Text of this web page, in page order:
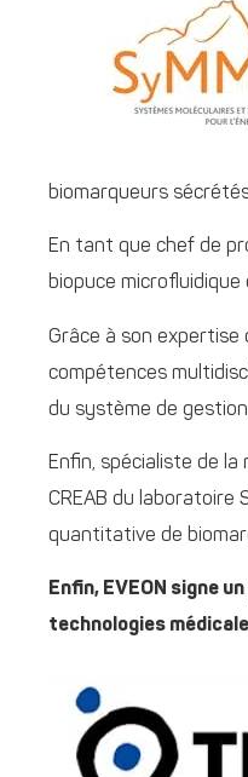
biomarqueurs
En tant que chef de
biopuce
Grâce à son
compétences
du système de
Enfin, spécialiste de
CREAB du laboratoire
quantitative de
Enfin, EVEON signe
technologies